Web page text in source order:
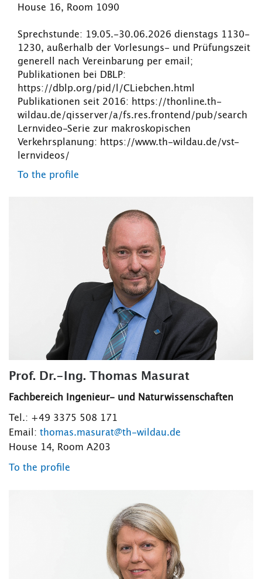
House 16, Room 1090
Sprechstunde: 19.05.-30.06.2026 dienstags 1130-
1230, außerhalb der Vorlesungs- und Prüfungszeit
generell nach Vereinbarung per email;
Publikationen bei DBLP:
https://dblp.org/pid/l/CLiebchen.html
Publikationen seit 2016: https://thonline.th-
wildau.de/qisserver/a/fs.res.frontend/pub/search
Lernvideo-Serie zur makroskopischen
Verkehrsplanung: https://www.th-wildau.de/vst-
lernvideos/
To the profile
Prof. Dr.-Ing. Thomas Masurat
Fachbereich Ingenieur- und Naturwissenschaften
Tel.: +49 3375 508 171
Email: thomas.masurat@th-wildau.de
House 14, Room A203
To the profile